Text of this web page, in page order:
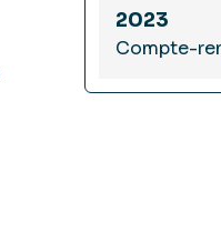
2023
Compte-